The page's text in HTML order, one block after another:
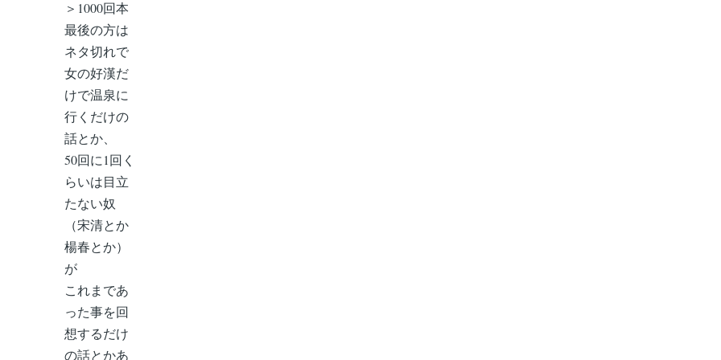
＞1000回本
最後の方は
ネタ切れで
女の好漢だ
けで温泉に
行くだけの
話とか、
50回に1回く
らいは目立
たない奴
（宋清とか
楊春とか）
が
これまであ
った事を回
想するだけ
の話とかあ